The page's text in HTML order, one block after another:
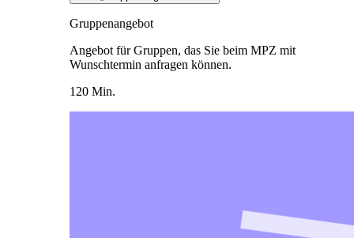
Gruppenangebot
Angebot für Gruppen, das Sie beim MPZ mit
Wunschtermin anfragen können.
120 Min.